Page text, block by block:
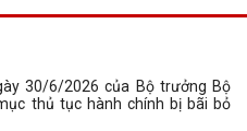
30/6/2026 của Bộ trưởng Bộ
thủ tục hành chính bị bãi bỏ